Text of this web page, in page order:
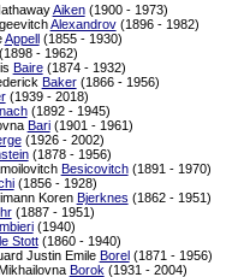
Aiken(1900 - 1973)
Alexandrov(1896 - 1982)
Appell(1855 - 1930)
- 1962)
Baire(1874 - 1932)
Baker(1866 - 1956)
(1939 - 2018)
(1892 - 1945)
Bari(1901 - 1961)
(1926 - 2002)
(1878 - 1956)
Besicovitch(1891 - 1970)
(1856 - 1928)
Koren Bjerknes (1862 - 1951)
(1887 - 1951)
(1940)
Stott(1860 - 1940)
Justin Emile Borel(1871 - 1956)
Borok (1931 - 2004)